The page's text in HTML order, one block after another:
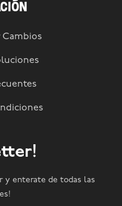
Cambios
y enterate de todas las